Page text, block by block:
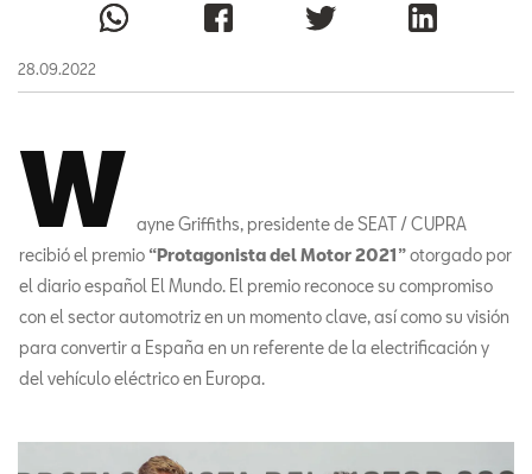
28.09.2022
W ayne Griffiths, presidente de SEAT / CUPRA
recibió el premio “Protagonista del Motor 2021”otorgado por
el diario español El Mundo. El premio reconoce su compromiso
con el sector automotriz en un momento clave, así como su visión
para convertir a España en un referente de la electrificación y
del vehículo eléctrico en Europa.